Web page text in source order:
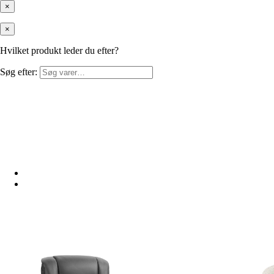
×
×
Hvilket produkt leder du efter?
Søg efter: